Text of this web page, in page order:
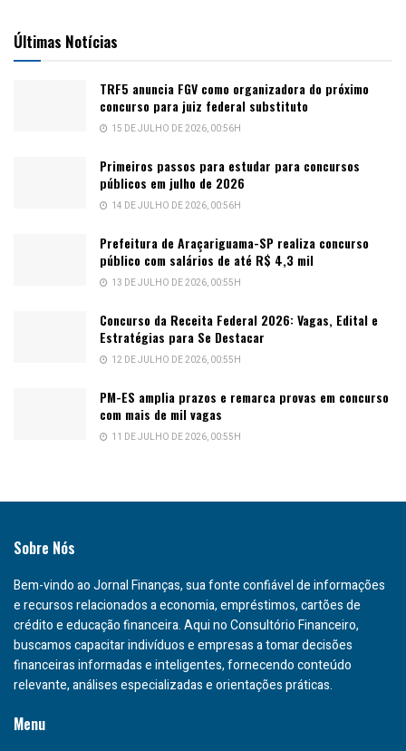
Últimas Notícias
TRF5 anuncia FGV como organizadora do próximo
concurso para juiz federal substituto
15 DE JULHO DE 2026, 00:56H
Primeiros passos para estudar para concursos
públicos em julho de 2026
14 DE JULHO DE 2026, 00:56H
Prefeitura de Araçariguama-SP realiza concurso
público com salários de até R$ 4,3 mil
13 DE JULHO DE 2026, 00:55H
Concurso da Receita Federal 2026: Vagas, Edital e
Estratégias para Se Destacar
12 DE JULHO DE 2026, 00:55H
PM-ES amplia prazos e remarca provas em concurso
com mais de mil vagas
11 DE JULHO DE 2026, 00:55H
Sobre Nós
Bem-vindo ao Jornal Finanças, sua fonte confiável de informações
e recursos relacionados a economia, empréstimos, cartões de
crédito e educação financeira. Aqui no Consultório Financeiro,
buscamos capacitar indivíduos e empresas a tomar decisões
financeiras informadas e inteligentes, fornecendo conteúdo
relevante, análises especializadas e orientações práticas.
Menu